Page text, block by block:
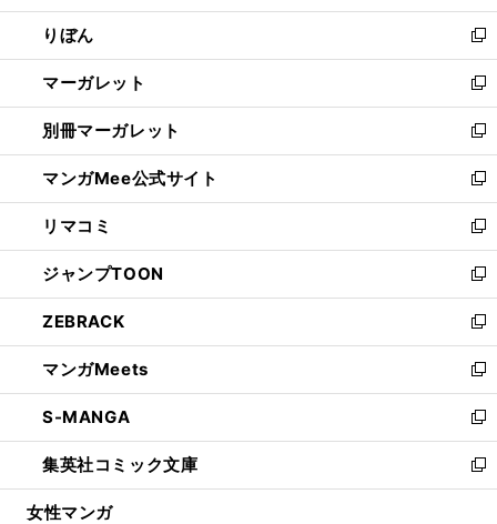
開
く
ウ
で
開
く
ン
ド
ウ
で
開
く
ウ
ィ
ン
ド
ウ
で
開
く
りぼん
新
し
い
ウ
ィ
ン
ド
ウ
で
開
く
マーガレット
新
し
い
ウ
ィ
ン
ド
ウ
で
開
く
別冊マーガレット
新
し
い
ウ
ィ
ン
ド
ウ
で
開
く
マンガMee公式サイト
新
し
い
ウ
ィ
ン
ド
ウ
で
開
く
リマコミ
新
し
い
ウ
ィ
ン
ド
ウ
で
開
く
ジャンプTOON
新
し
い
ウ
ィ
ン
ド
ウ
で
開
ZEBRACK
新
し
い
ウ
ィ
ン
ド
ウ
マンガMeets
新
し
い
ウ
ィ
ン
S-MANGA
新
し
い
ウ
集英社コミック文庫
新
し
女性マンガ